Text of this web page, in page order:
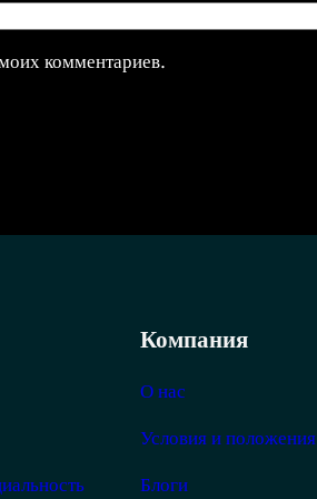
комментариев.
Компания
О нас
Условия и положения
Блоги